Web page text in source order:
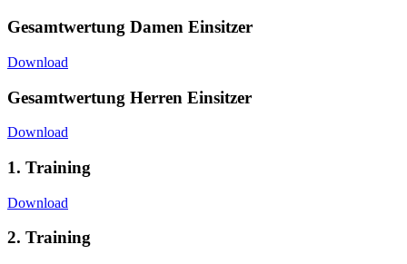
Gesamtwertung Damen Einsitzer
Download
Gesamtwertung Herren Einsitzer
Download
1. Training
Download
2. Training